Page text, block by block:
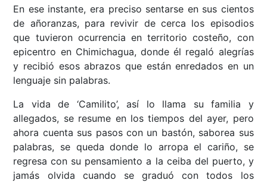
En ese instante, era preciso sentarse en sus cientos
de añoranzas, para revivir de cerca los episodios
que tuvieron ocurrencia en territorio costeño, con
epicentro en Chimichagua, donde él regaló alegrías
y recibió esos abrazos que están enredados en un
lenguaje sin palabras.
La vida de ‘Camilito’, así lo llama su familia y
allegados, se resume en los tiempos del ayer, pero
ahora cuenta sus pasos con un bastón, saborea sus
palabras, se queda donde lo arropa el cariño, se
regresa con su pensamiento a la ceiba del puerto, y
jamás olvida cuando se graduó con todos los